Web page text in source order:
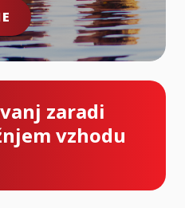
zaradi
vzhodu